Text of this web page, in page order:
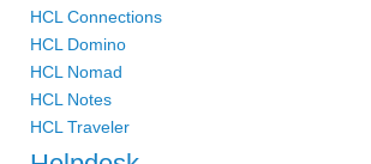
HCL Connections
HCL Domino
HCL Nomad
HCL Notes
HCL Traveler